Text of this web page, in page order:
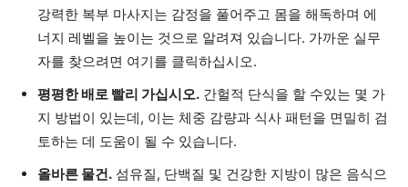
강력한 복부 마사지는 감정을 풀어주고 몸을 해독하며 ​​에
너지 레벨을 높이는 것으로 알려져 있습니다. 가까운 실무
자를 찾으려면 여기를 클릭하십시오.
평평한 배로 빨리 가십시오. 간헐적 단식을 할 수있는 몇 가
지 방법이 있는데, 이는 체중 감량과 식사 패턴을 면밀히 검
토하는 데 도움이 될 수 있습니다.
올바른 물건. 섬유질, 단백질 및 건강한 지방이 많은 음식으